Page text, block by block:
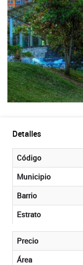
Detalles
Código
Municipio
Barrio
Estrato
Precio
Área